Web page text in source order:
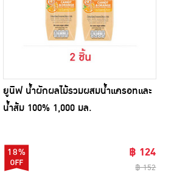
ยูนิฟ น้ำผักผลไม้รวมผสมน้ำแครอทและ
น้ำส้ม 100% 1,000 มล.
18% ฿ 124
฿ 152